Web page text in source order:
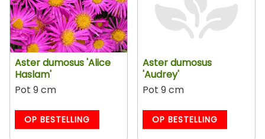
Aster dumosus 'Alice
Haslam'
Pot 9 cm
OP BESTELLING
Aster dumosus
'Audrey'
Pot 9 cm
OP BESTELLING